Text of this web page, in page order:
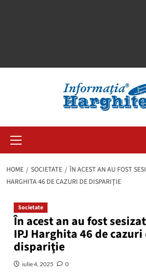
Menu
HOME SOCIETATE
ÎN ACEST AN AU FOST
HARGHITA 46 DE CAZURI DE DISPARIŢIE
Societate
În acest an au fost
IPJ Harghita 46 de cazuri
dispariţie
iulie 4, 2025 0